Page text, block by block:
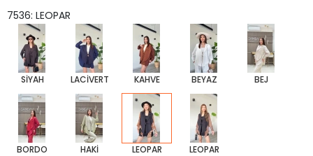
7536: LEOPAR
SİYAH LACİVERT KAHVE BEYAZ BEJ
BORDO HAKİ LEOPAR LEOPAR